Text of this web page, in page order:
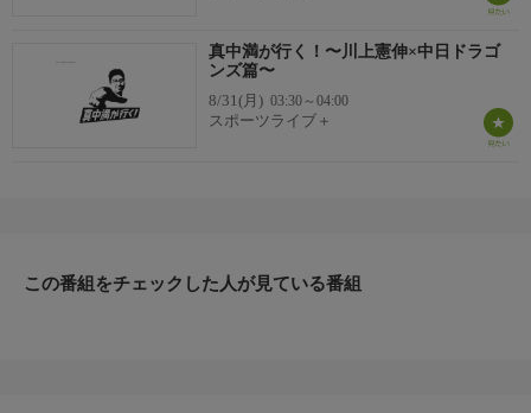
真中満が行く！〜川上憲伸×中日ドラゴ
ンズ篇〜
8/31(月) 03:30～04:00
スポーツライブ＋
この番組をチェックした人が見ている番組